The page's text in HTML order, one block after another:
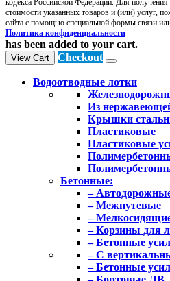
кодекса Российской Федерации. Для
стоимости указанных товаров и (или) услуг,
сайта с помощью специальной формы связи
Политика конфиденциальности
has been added to your cart.
View Cart Checkout
Водоотводные лотки
Из
Крышки
Пластиковые
Пластиковые
Бетонные:
–
– Межпутевые
–
– Корзины для
– Бетонные
– С
– Бетонные